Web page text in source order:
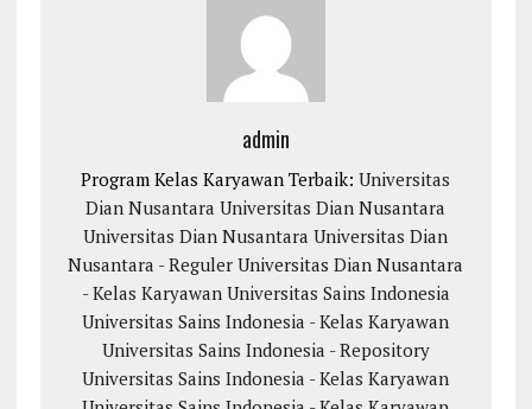
admin
Program Kelas Karyawan Terbaik:Universitas
Dian Nusantara Universitas Dian Nusantara
Universitas Dian Nusantara Universitas Dian
Nusantara - Reguler Universitas Dian Nusantara
- Kelas Karyawan Universitas Sains Indonesia
Universitas Sains Indonesia - Kelas Karyawan
Universitas Sains Indonesia - Repository
Universitas Sains Indonesia - Kelas Karyawan